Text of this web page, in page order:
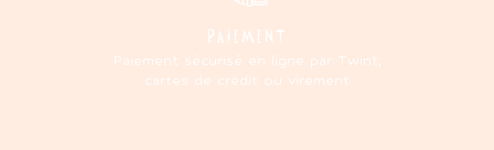
PAIEMENT
Paiement sécurisé en ligne par Twint,
cartes de crédit ou virement